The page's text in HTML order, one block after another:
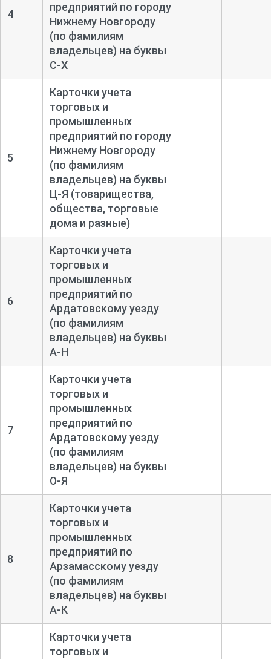
4
предприятий по городу
Нижнему Новгороду
(по фамилиям
владельцев) на буквы
С-Х
5
Карточки учета
торговых и
промышленных
предприятий по городу
Нижнему Новгороду
(по фамилиям
владельцев) на буквы
Ц-Я (товарищества,
общества, торговые
дома и разные)
6
Карточки учета
торговых и
промышленных
предприятий по
Ардатовскому уезду
(по фамилиям
владельцев) на буквы
А-Н
7
Карточки учета
торговых и
промышленных
предприятий по
Ардатовскому уезду
(по фамилиям
владельцев) на буквы
О-Я
8
Карточки учета
торговых и
промышленных
предприятий по
Арзамасскому уезду
(по фамилиям
владельцев) на буквы
А-К
Карточки учета
торговых и